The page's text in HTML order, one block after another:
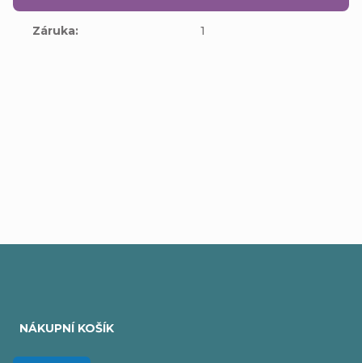
Záruka: 1
NÁKUPNÍ KOŠÍK